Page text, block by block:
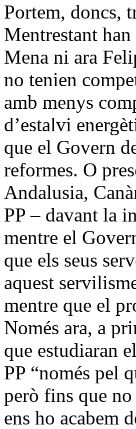
Portem, doncs,
Mentrestant
Mena ni ara
no tenien
amb menys
d’estalvi
que el Govern
reformes. O
Andalusia,
PP – davant la
mentre el
que els seus
aquest
mentre que el
Només ara, a
que estudiaran
PP “només pel
però fins que
ens ho acabem